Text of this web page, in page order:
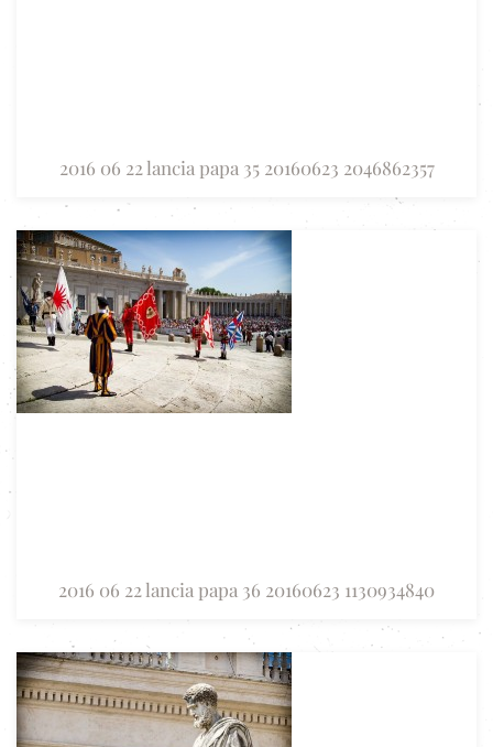
2016 06 22 lancia papa 35 20160623 2046862357
2016 06 22 lancia papa 36 20160623 1130934840